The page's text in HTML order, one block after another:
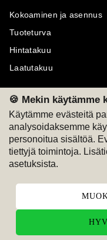
🍪 Mekin käytämme
Käytämme evästeitä
analysoidaksemme
personoitua sisältöä.
tiettyjä toimintoja.
asetuksista.
Kokoaminen ja asennus
Tuoteturva
Hintatakuu
Laatutakuu
Maksutavat
M